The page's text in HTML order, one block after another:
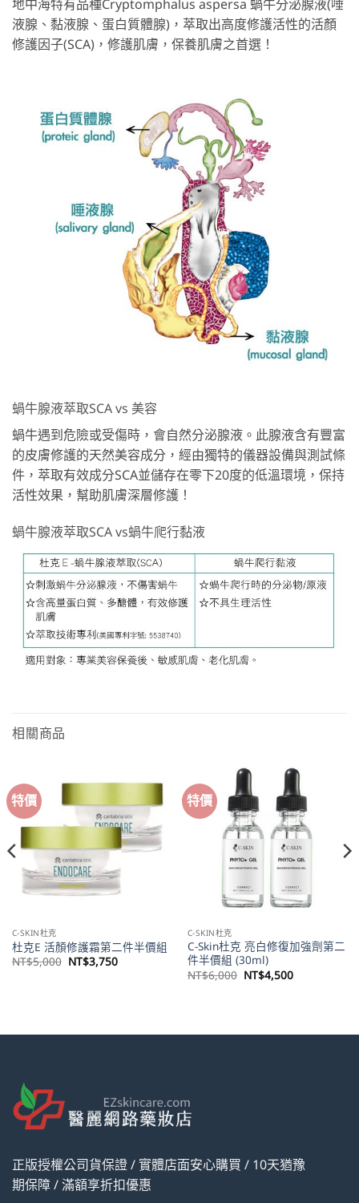
地中海特有品種Cryptomphalus aspersa 蝸牛分泌腺液(唾
液腺、黏液腺、蛋白質體腺)，萃取出高度修護活性的活顏
修護因子(SCA)，修護肌膚，保養肌膚之首選！
蝸牛腺液萃取SCA vs 美容
蝸牛遇到危險或受傷時，會自然分泌腺液。此腺液含有豐富
的皮膚修護的天然美容成分，經由獨特的儀器設備與測試條
件，萃取有效成分SCA並儲存在零下20度的低溫環境，保持
活性效果，幫助肌膚深層修護！
蝸牛腺液萃取SCA vs蝸牛爬行黏液
相關商品
特價
C-SKIN杜克
杜克E 活顏修護霜第二件半價組
NT$5,000 原
NT$3,750目
特價
C-SKIN杜克
C-Skin杜克 亮白修復加強劑第二
件半價組 (30ml)
NT$6,000 原
始
NT$4,500目
前
正版授權公司貨保證 / 實體店面安心購買 / 10天猶豫
期保障 / 滿額享折扣優惠